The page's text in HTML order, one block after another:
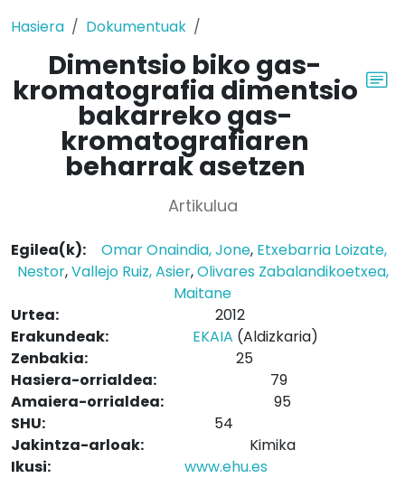
Hasiera Dokumentuak
Dimentsio biko gas-
kromatografia dimentsio
bakarreko gas-
kromatografiaren
beharrak asetzen
Artikulua
Egilea(k): Omar Onaindia, Jone, Etxebarria Loizate,
Nestor,Vallejo Ruiz, Asier,Olivares Zabalandikoetxea,
Maitane
Urtea:
2012
Erakundeak:
EKAIA (Aldizkaria)
Zenbakia:
25
Hasiera-orrialdea:
79
Amaiera-orrialdea:
95
SHU:
54
Jakintza-arloak:
Kimika
Ikusi:
www.ehu.es